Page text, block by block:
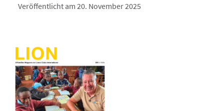
Veröffentlicht am 20. November 2025